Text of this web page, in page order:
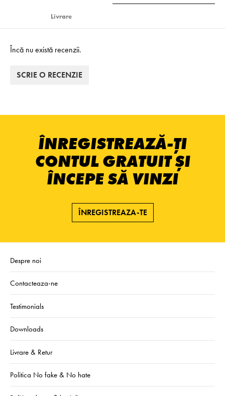
Livrare
Încă nu există recenzii.
SCRIE O RECENZIE
ÎNREGISTREAZĂ-ȚI
CONTUL GRATUIT ȘI
ÎNCEPE SĂ VINZI
ÎNREGISTREAZA-TE
Despre noi
Contacteaza-ne
Testimonials
Downloads
Livrare & Retur
Politica No fake & No hate